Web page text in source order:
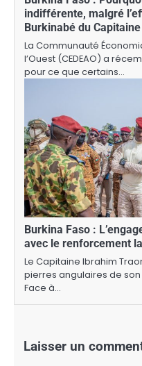
indifférente, malgré
Burkinabé du
La Communauté
l’Ouest (CEDEAO) a
pour ce que certains…
Burkina Faso :
avec le renforcement
Le Capitaine Ibrahim
pierres angulaires de
Face à…
Laisser un